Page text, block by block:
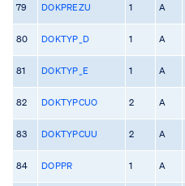
79 DOKPREZU 1 A
80 DOKTYP_D 1 A
81 DOKTYP_E 1 A
82 DOKTYPCUO 2 A
83 DOKTYPCUU 2 A
84 DOPPR 1 A